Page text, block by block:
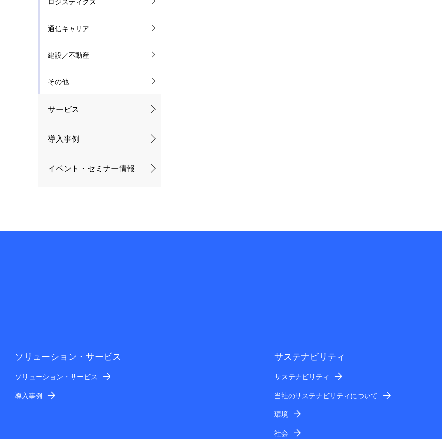
ロジスティクス
通信キャリア
建設／不動産
その他
サービス
導入事例
イベント・セミナー情報
ソリューション・サービス
ソリューション・サービス
導入事例
サステナビリティ
サステナビリティ
当社のサステナビリティについて
環境
社会